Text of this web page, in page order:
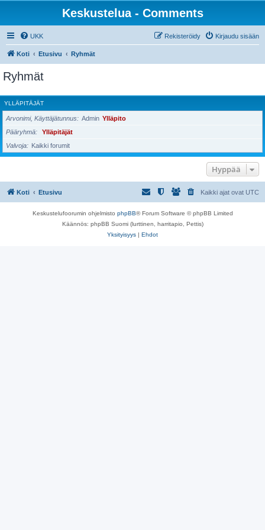
Keskustelua - Comments
UKK Kirjaudu sisään
Rekisteröidy
Koti Etusivu Ryhmät
Ryhmät
YLLÄPITÄJÄT
Arvonimi, Käyttäjätunnus Admin Ylläpito
Pääryhmä
Ylläpitäjät
Valvoja
Kaikki forumit
Hyppää
Koti Etusivu Kaikki ajat ovat UTC
Keskustelufoorumin ohjelmisto phpBB® Forum Software © phpBB Limited
Käännös: phpBB Suomi (lurttinen, harritapio, Pettis)
Yksityisyys | Ehdot